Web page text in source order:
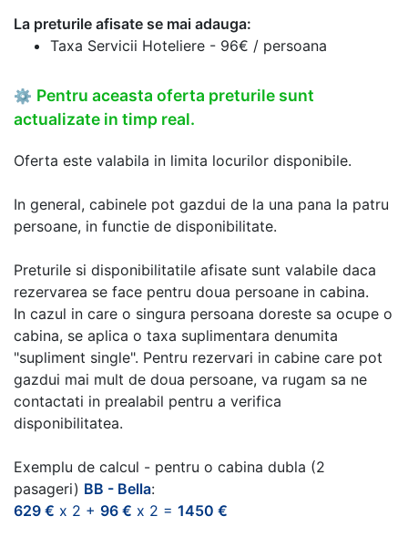
La preturile afisate se mai adauga:
Taxa Servicii Hoteliere - 96€ / persoana
⚙ Pentru aceasta oferta preturile sunt
actualizate in timp real.
Oferta este valabila in limita locurilor disponibile.
In general, cabinele pot gazdui de la una pana la patru
persoane, in functie de disponibilitate.
Preturile si disponibilitatile afisate sunt valabile daca
rezervarea se face pentru doua persoane in cabina.
In cazul in care o singura persoana doreste sa ocupe o
cabina, se aplica o taxa suplimentara denumita
"supliment single". Pentru rezervari in cabine care pot
gazdui mai mult de doua persoane, va rugam sa ne
contactati in prealabil pentru a verifica
disponibilitatea.
Exemplu de calcul - pentru o cabina dubla (2
pasageri) BB - Bella:
629 € x 2 + 96 € x 2 = 1450 €